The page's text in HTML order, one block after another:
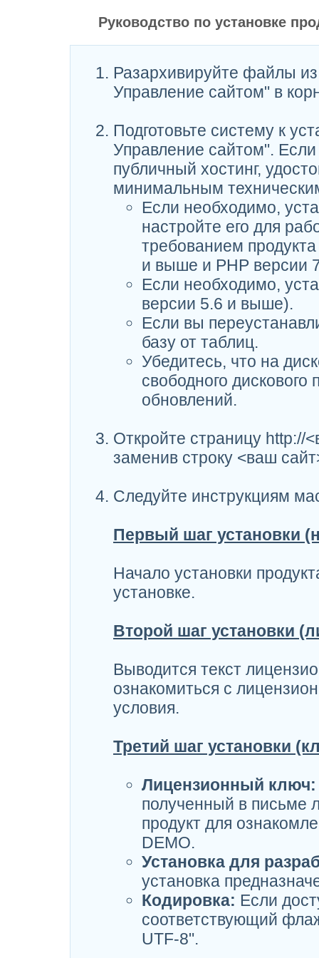
Руководство по установке
Разархивируйте файлы
Управление сайтом" в
Подготовьте систему к
Управление сайтом".
публичный хостинг,
минимальным
Если необходимо,
настройте его для
требованием
и выше и PHP версии
Если необходимо,
версии 5.6 и выше).
Если вы
базу от таблиц.
Убедитесь, что на
свободного
обновлений.
Откройте страницу http://
заменив строку <ваш
Следуйте инструкциям
Первый шаг установки
Начало установки
установке.
Второй шаг установки
Выводится текст
ознакомиться с
условия.
Третий шаг установки
Лицензионный ключ:
полученный в письме
продукт для
DEMO.
Установка для
установка
Кодировка: Если
соответствующий
UTF-8".